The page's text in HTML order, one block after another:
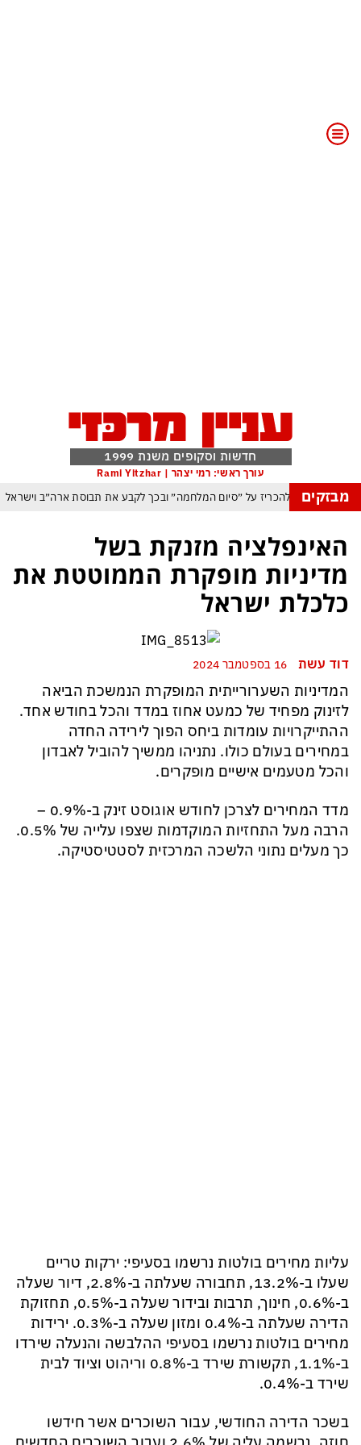
חדשות וסקופים משנת 1999
עורך ראשי: רמי יצהר | Rami Yitzhar
מבזקים
וטראמפ שוקל להכריז על ״סיום המלחמה״ ובכך לקבע את תבוסת ארה״ב וישראל
בן סלמן ופקיסטן נחתמה בקריאה לעולם המוסלמי כולו להתאחד נגד ישראל
משבר האקלים הפך איום ממשי מיידי על מיליארדי בני אדם
משבר האקלים הגיע עד לכור הגרעיני – והונגריה קיבלה הצצה מפחידה לעתיד
הגרעינית חותמות על הסכם הגנה המשנה מהיסוד את מאזן הכוחות באזורנו
חסר החשיבות מדגישה את התגברות החוליגניזם הפראי בכדורגל הישראלי
האינפלציה מזנקת בשל
מדיניות מופקרת הממוטטת את
כלכלת ישראל
דוד עשת
המדיניות השערורייתית המופקרת הנמשכת הביאה
לזינוק מפחיד של כמעט אחוז במדד והכל בחודש אחד.
ההתייקרויות עומדות ביחס הפוך לירידה החדה
במחירים בעולם כולו. נתניהו ממשיך להוביל לאבדון
והכל מטעמים אישיים מופקרים.
מדד המחירים לצרכן לחודש אוגוסט זינק ב-0.9% –
הרבה מעל התחזיות המוקדמות שצפו עלייה של 0.5%.
כך מעלים נתוני הלשכה המרכזית לסטטיסטיקה.
עליות מחירים בולטות נרשמו בסעיפי: ירקות טריים
שעלו ב-13.2%, תחבורה שעלתה ב-2.8%, דיור שעלה
ב-0.6%, חינוך, תרבות ובידור שעלה ב-0.5%, תחזוקת
הדירה שעלתה ב-0.4% ומזון שעלה ב-0.3%. ירידות
מחירים בולטות נרשמו בסעיפי ההלבשה והנעלה שירדו
ב-1.1%, תקשורת שירד ב-0.8% וריהוט וציוד לבית
שירד ב-0.4%.
בשכר הדירה החודשי, עבור השוכרים אשר חידשו